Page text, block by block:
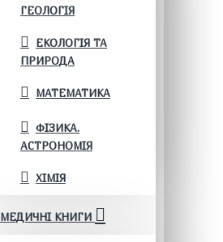
ГЕОЛОГІЯ
ЕКОЛОГІЯ ТА
ПРИРОДА
МАТЕМАТИКА
ФІЗИКА.
АСТРОНОМІЯ
ХІМІЯ
МЕДИЧНІ КНИГИ